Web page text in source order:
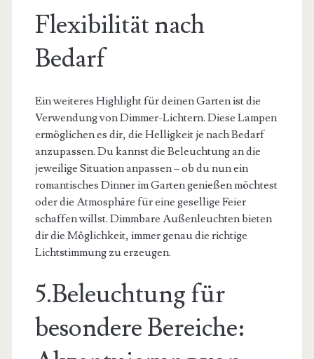
Flexibilität nach
Bedarf
Ein weiteres Highlight für deinen Garten ist die
Verwendung von Dimmer-Lichtern. Diese Lampen
ermöglichen es dir, die Helligkeit je nach Bedarf
anzupassen. Du kannst die Beleuchtung an die
jeweilige Situation anpassen – ob du nun ein
romantisches Dinner im Garten genießen möchtest
oder die Atmosphäre für eine gesellige Feier
schaffen willst. Dimmbare Außenleuchten bieten
dir die Möglichkeit, immer genau die richtige
Lichtstimmung zu erzeugen.
5.Beleuchtung für
besondere Bereiche: